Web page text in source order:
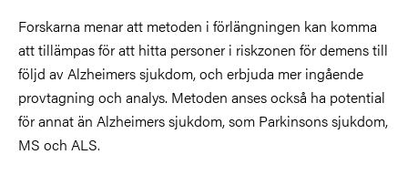
Forskarna menar att metoden i förlängningen kan komma
att tillämpas för att hitta personer i riskzonen för demens till
följd av Alzheimers sjukdom, och erbjuda mer ingående
provtagning och analys. Metoden anses också ha potential
för annat än Alzheimers sjukdom, som Parkinsons sjukdom,
MS och ALS.